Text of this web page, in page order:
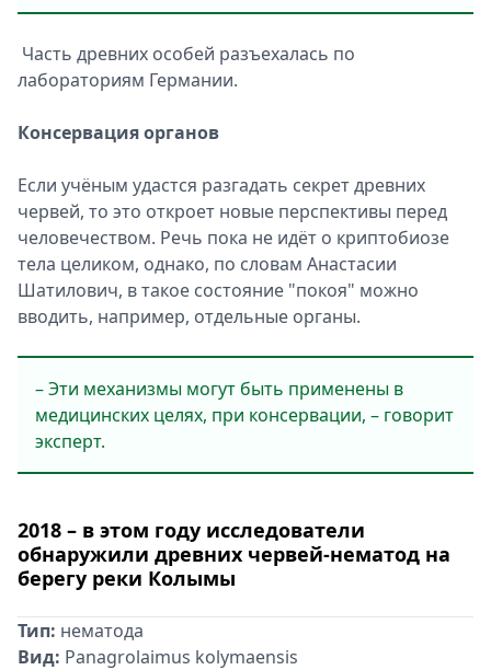
Часть древних особей разъехалась по
лабораториям Германии.
Консервация органов
Если учёным удастся разгадать секрет древних
червей, то это откроет новые перспективы перед
человечеством. Речь пока не идёт о криптобиозе
тела целиком, однако, по словам Анастасии
Шатилович, в такое состояние "покоя" можно
вводить, например, отдельные органы.
– Эти механизмы могут быть применены в
медицинских целях, при консервации, – говорит
эксперт.
2018 – в этом году исследователи
обнаружили древних червей-нематод на
берегу реки Колымы
Тип: нематода
Вид: Panagrolaimus kolymaensis